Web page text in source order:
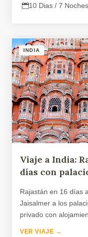
10 Dias / 7 Noches
INDIA
Viaje a India:
días con
Rajastán en 16 días
Jaisalmer a los
privado con
VER VIAJE →